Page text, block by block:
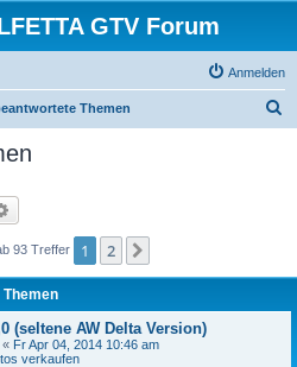
GTV Forum
Anmelden
Themen
93 Treffer 1 2
Themen
(seltene AW Delta Version)
« Fr Apr 04, 2014 10:46 am
verkaufen